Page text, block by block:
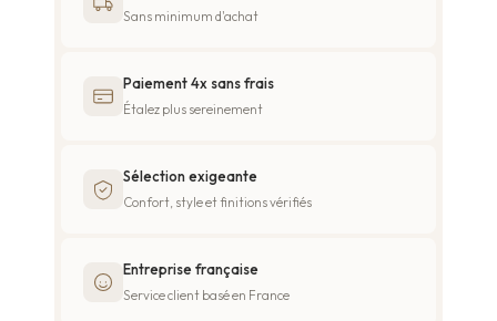
Sans minimum d'achat
Paiement 4x sans frais
Étalez plus sereinement
Sélection exigeante
Confort, style et finitions vérifiés
Entreprise française
Service client basé en France